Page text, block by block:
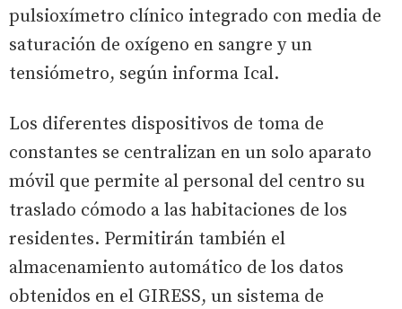
pulsioxímetro clínico integrado con media de
saturación de oxígeno en sangre y un
tensiómetro, según informa Ical.
Los diferentes dispositivos de toma de
constantes se centralizan en un solo aparato
móvil que permite al personal del centro su
traslado cómodo a las habitaciones de los
residentes. Permitirán también el
almacenamiento automático de los datos
obtenidos en el GIRESS, un sistema de